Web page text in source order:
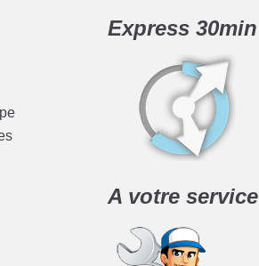
Express 30min
A votre service